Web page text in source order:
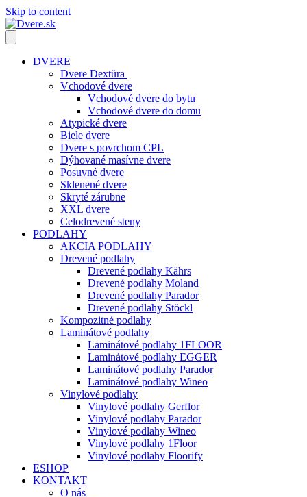
Skip to content
DVERE
Dvere Dextüra
Vchodové dvere
Vchodové dvere do bytu
Vchodové dvere do domu
Atypické dvere
Biele dvere
Dvere s povrchom CPL
Dýhované masívne dvere
Posuvné dvere
Sklenené dvere
Skryté zárubne
XXL dvere
Celodrevené steny
PODLAHY
AKCIA PODLAHY
Drevené podlahy
Drevené podlahy Kährs
Drevené podlahy Moland
Drevené podlahy Parador
Drevené podlahy Stöckl
Kompozitné podlahy
Laminátové podlahy
Laminátové podlahy 1FLOOR
Laminátové podlahy EGGER
Laminátové podlahy Parador
Laminátové podlahy Wineo
Vinylové podlahy
Vinylové podlahy Gerflor
Vinylové podlahy Parador
Vinylové podlahy Wineo
Vinylové podlahy 1Floor
Vinylové podlahy Floorify
ESHOP
KONTAKT
O nás